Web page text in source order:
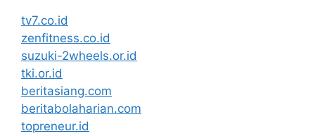
tv7.co.id
zenfitness.co.id
suzuki-2wheels.or.id
tki.or.id
beritasiang.com
beritabolaharian.com
topreneur.id